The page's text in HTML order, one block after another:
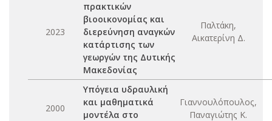
2023
πρακτικών
βιοοικονομίας και
διερεύνηση αναγκών
κατάρτισης των
γεωργών της Δυτικής
Μακεδονίας
Παλτάκη,
Αικατερίνη Δ.
2000
Υπόγεια υδραυλική
και μαθηματικά
μοντέλα στο
Γιαννουλόπουλος,
Παναγιώτης Κ.